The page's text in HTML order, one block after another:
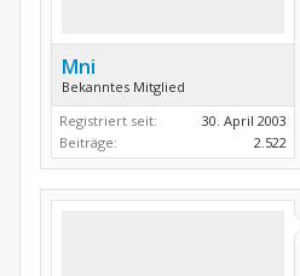
Mni
Bekanntes Mitglied
Registriert seit:
30. April 2003
Beiträge:
2.522